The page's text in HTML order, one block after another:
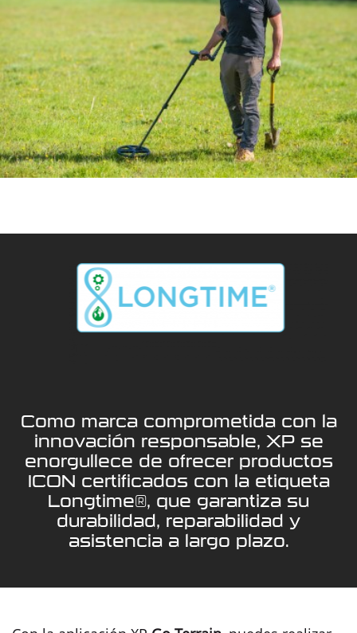
Como marca comprometida con la
innovación responsable, XP se
enorgullece de ofrecer productos
ICON certificados con la etiqueta
Longtime®, que garantiza su
durabilidad, reparabilidad y
asistencia a largo plazo.